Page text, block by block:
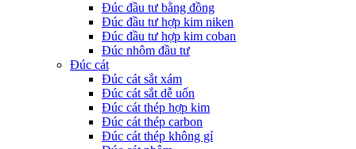
Đúc đầu tư bằng đồng
Đúc đầu tư hợp kim niken
Đúc đầu tư hợp kim coban
Đúc nhôm đầu tư
Đúc cát
Đúc cát sắt xám
Đúc cát sắt dễ uốn
Đúc cát thép hợp kim
Đúc cát thép carbon
Đúc cát thép không gỉ